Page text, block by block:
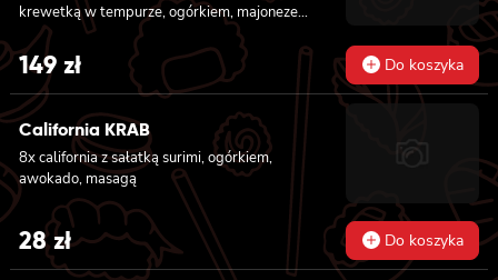
krewetką w tempurze, ogórkiem, majonezem
lekko pikantnym, sezam i masago owinięta
łososiem, 8x california z łososiem, serkiem
philadelphia, ogórkiem, majonezem lekko
pikantnym i sezamem owinięta krewetką, 8x
california z krewetką w tempurze, ogórkiem,
majonezem lekko pikantnym, sosem teriyaki i
sezamem owinięta węgorzem i awokado
149 zł Do koszyka
California KRAB
8x california z sałatką surimi, ogórkiem,
awokado, masagą
28zł Do koszyka